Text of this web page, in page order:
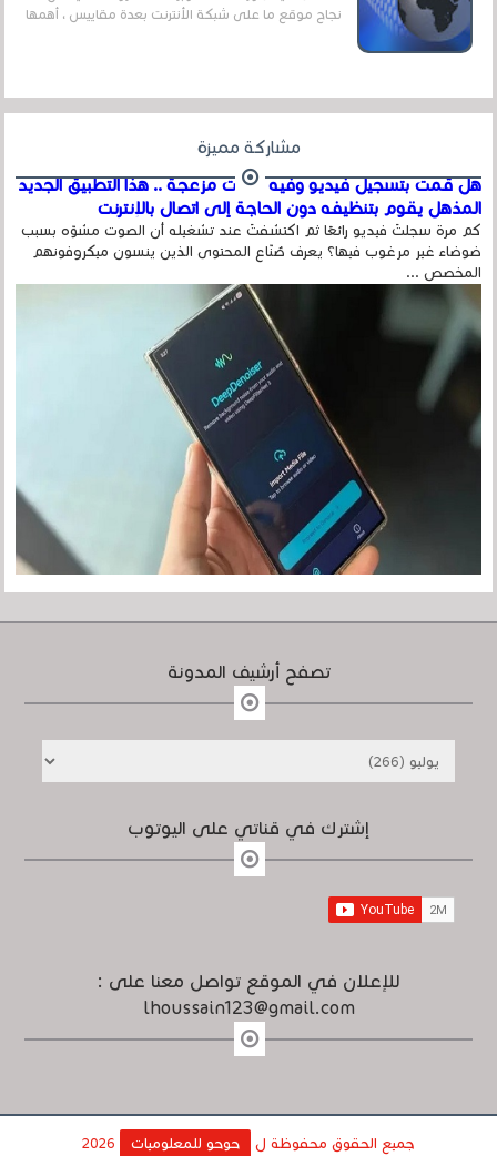
نجاح موقع ما على شبكة الأنترنت بعدة مقاييس ، أهمها
مشاركة مميزة
هل قمت بتسجيل فيديو وفيه أصوت مزعجة .. هذا التطبيق الجديد
المذهل يقوم بتنظيفه دون الحاجة إلى اتصال بالإنترنت
كم مرة سجلتَ فيديو رائعًا ثم اكتشفتَ عند تشغيله أن الصوت مشوّه بسبب
ضوضاء غير مرغوب فيها؟ يعرف صُنّاع المحتوى الذين ينسون ميكروفونهم
المخصص ...
تصفح أرشيف المدونة
إشترك في قناتي على اليوتوب
للإعلان في الموقع تواصل معنا على :
lhoussain123@gmail.com
جميع الحقوق محفوظة ل حوحو للمعلوميات